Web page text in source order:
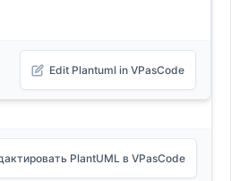
Edit Plantuml in VPasCode
PlantUML в VPasCode